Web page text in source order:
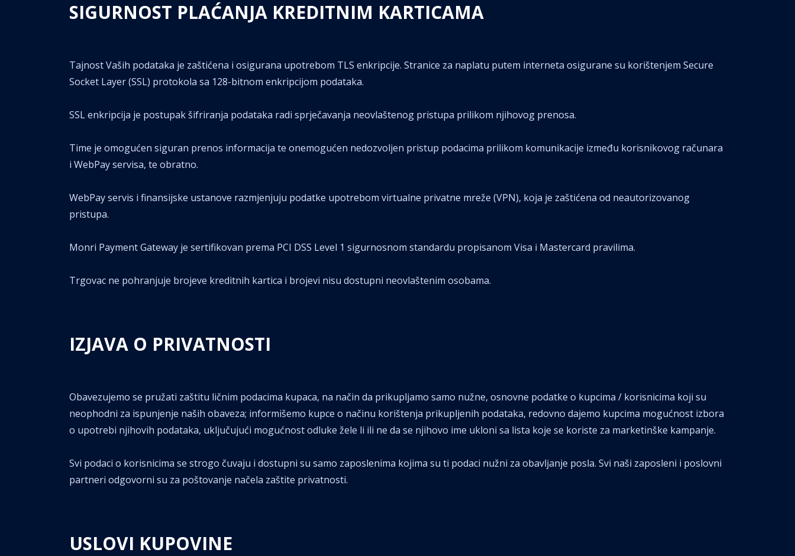
SIGURNOST PLAĆANJA KREDITNIM KARTICAMA
Tajnost Vaših podataka je zaštićena i osigurana upotrebom TLS enkripcije. Stranice za naplatu putem interneta osigurane su korištenjem Secure
Socket Layer (SSL) protokola sa 128-bitnom enkripcijom podataka.
SSL enkripcija je postupak šifriranja podataka radi sprječavanja neovlaštenog pristupa prilikom njihovog prenosa.
Time je omogućen siguran prenos informacija te onemogućen nedozvoljen pristup podacima prilikom komunikacije između korisnikovog računara
i WebPay servisa, te obratno.
WebPay servis i finansijske ustanove razmjenjuju podatke upotrebom virtualne privatne mreže (VPN), koja je zaštićena od neautorizovanog
pristupa.
Monri Payment Gateway je sertifikovan prema PCI DSS Level 1 sigurnosnom standardu propisanom Visa i Mastercard pravilima.
Trgovac ne pohranjuje brojeve kreditnih kartica i brojevi nisu dostupni neovlaštenim osobama.
IZJAVA O PRIVATNOSTI
Obavezujemo se pružati zaštitu ličnim podacima kupaca, na način da prikupljamo samo nužne, osnovne podatke o kupcima / korisnicima koji su
neophodni za ispunjenje naših obaveza; informišemo kupce o načinu korištenja prikupljenih podataka, redovno dajemo kupcima mogućnost izbora
o upotrebi njihovih podataka, uključujući mogućnost odluke žele li ili ne da se njihovo ime ukloni sa lista koje se koriste za marketinške kampanje.
Svi podaci o korisnicima se strogo čuvaju i dostupni su samo zaposlenima kojima su ti podaci nužni za obavljanje posla. Svi naši zaposleni i poslovni
partneri odgovorni su za poštovanje načela zaštite privatnosti.
USLOVI KUPOVINE